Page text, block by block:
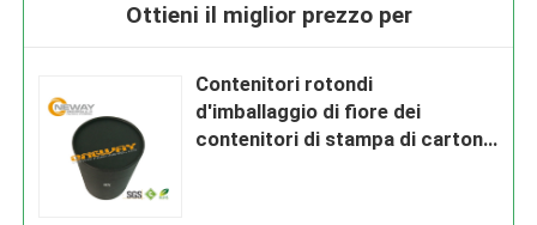
Ottieni il miglior prezzo per
Contenitori rotondi
d'imballaggio di fiore dei
contenitori di stampa di cartone